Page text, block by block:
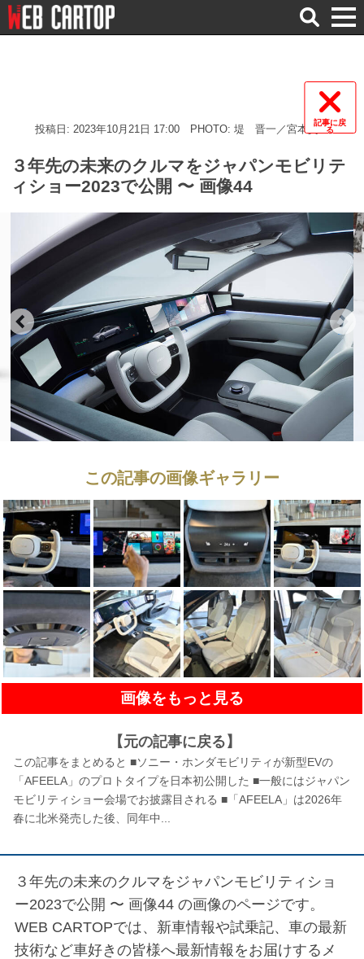
検
索
記事に戻
る
投稿日: 2023年10月21日 17:00 PHOTO: 堤 晋一／宮本賢二
３年先の未来のクルマをジャパンモビリテ
ィショー2023で公開 〜 画像44
この記事の画像ギャラリー
画像をもっと見る
【元の記事に戻る】
この記事をまとめると ■ソニー・ホンダモビリティが新型EVの
「AFEELA」のプロトタイプを日本初公開した ■一般にはジャパン
モビリティショー会場でお披露目される ■「AFEELA」は2026年
春に北米発売した後、同年中...
３年先の未来のクルマをジャパンモビリティショ
ー2023で公開 〜 画像44 の画像のページです。
WEB CARTOPでは、新車情報や試乗記、車の最新
技術など車好きの皆様へ最新情報をお届けするメ